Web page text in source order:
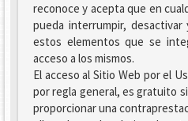
reconoce y acepta que en
pueda interrumpir, desactivar
estos elementos que se
acceso a los mismos.
El acceso al Sitio Web por el
por regla general, es gratuito
proporcionar una